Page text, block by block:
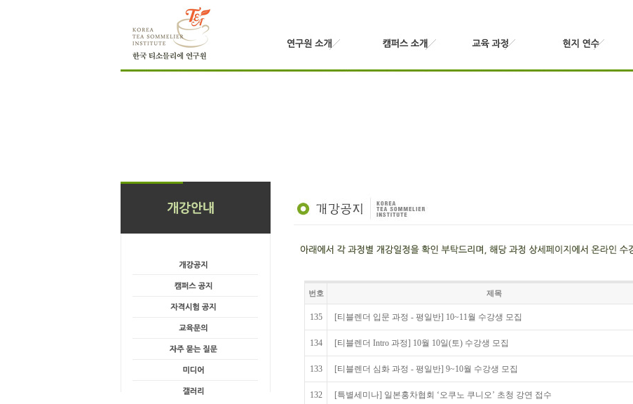
번호 제목
135 [티블렌더 입문 과정 - 평일반] 10~11월 수강생 모집
134 [티블렌더 Intro 과정] 10월 10일(토) 수강생 모집
133 [티블렌더 심화 과정 - 평일반] 9~10월 수강생 모집
132 [특별세미나] 일본홍차협회 ‘오쿠노 쿠니오’ 초청 강연 접수